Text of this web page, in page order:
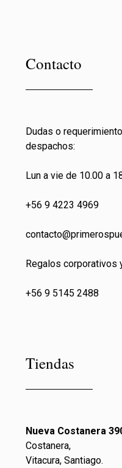
Contacto
Dudas o
despachos:
Lun a vie de 10.00 a
+56 9 4223 4969
contacto@primeros
Regalos corporativos
+56 9 5145 2488
Tiendas
Nueva Costanera
Costanera,
Vitacura, Santiago.